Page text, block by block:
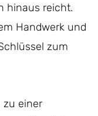
hinaus reicht.
Handwerk und
zum
zu einer